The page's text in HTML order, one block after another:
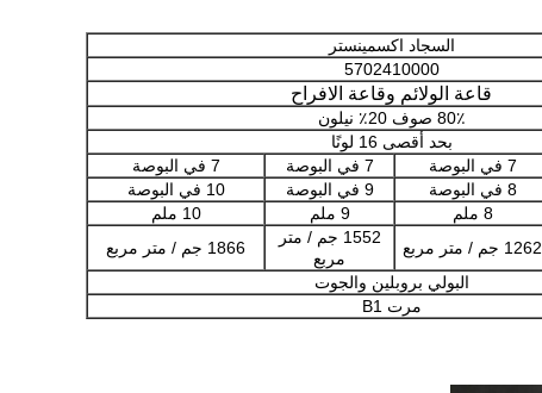
السجاد اكسمينستر
5702410000
قاعة الولائم وقاعة الافراح
80٪ صوف 20٪ نيلون
بحد أقصى 16 لونًا
7 في البوصة 7 في البوصة
7 في البوصة
8 في البوصة 9 في البوصة
10 في البوصة
8 ملم 9 ملم
10 ملم
1262 جم / متر مربع
1552 جم / متر
مربع
1866 جم / متر مربع
البولي بروبلين والجوت
مرت B1